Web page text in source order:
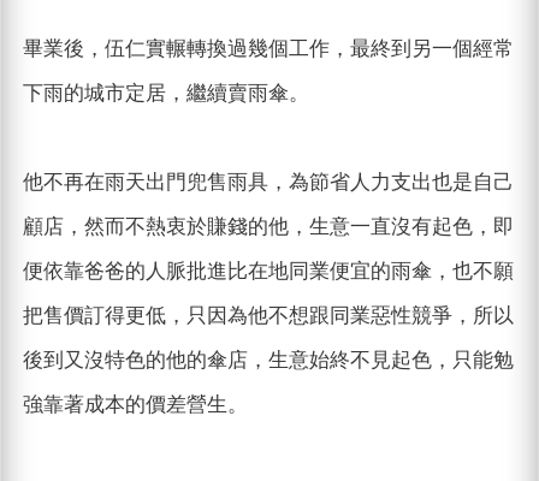
畢業後，伍仁實輾轉換過幾個工作，最終到另一個經常
下雨的城市定居，繼續賣雨傘。
他不再在雨天出門兜售雨具，為節省人力支出也是自己
顧店，然而不熱衷於賺錢的他，生意一直沒有起色，即
便依靠爸爸的人脈批進比在地同業便宜的雨傘，也不願
把售價訂得更低，只因為他不想跟同業惡性競爭，所以
後到又沒特色的他的傘店，生意始終不見起色，只能勉
強靠著成本的價差營生。